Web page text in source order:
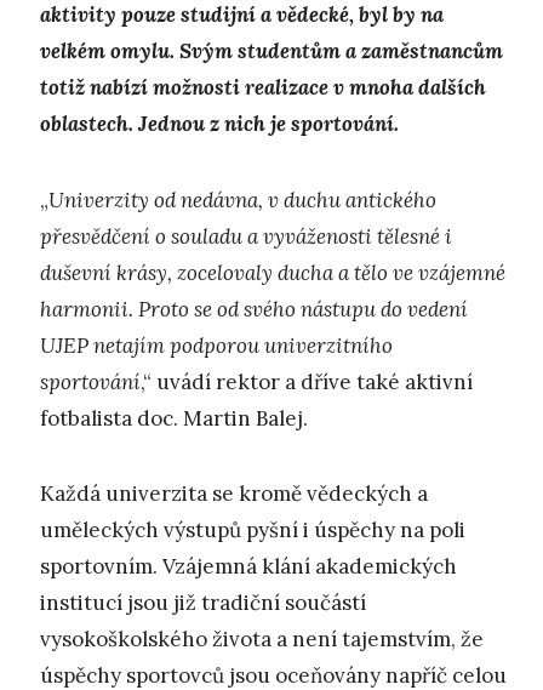
aktivity pouze studijní a vědecké, byl by na
velkém omylu. Svým studentům a zaměstnancům
totiž nabízí možnosti realizace v mnoha dalších
oblastech. Jednou z nich je sportování.
„Univerzity od nedávna, v duchu antického
přesvědčení o souladu a vyváženosti tělesné i
duševní krásy, zocelovaly ducha a tělo ve vzájemné
harmonii. Proto se od svého nástupu do vedení
UJEP netajím podporou univerzitního
sportování,“ uvádí rektor a dříve také aktivní
fotbalista doc. Martin Balej.
Každá univerzita se kromě vědeckých a
uměleckých výstupů pyšní i úspěchy na poli
sportovním. Vzájemná klání akademických
institucí jsou již tradiční součástí
vysokoškolského života a není tajemstvím, že
úspěchy sportovců jsou oceňovány napříč celou